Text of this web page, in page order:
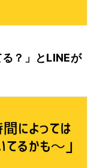
？」とLINEが